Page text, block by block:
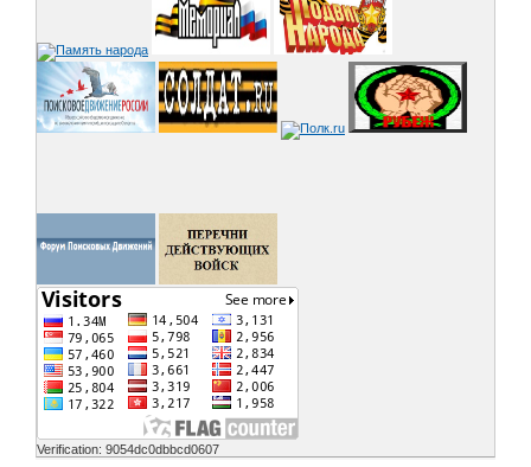
Verification: 9054dc0dbbcd0607